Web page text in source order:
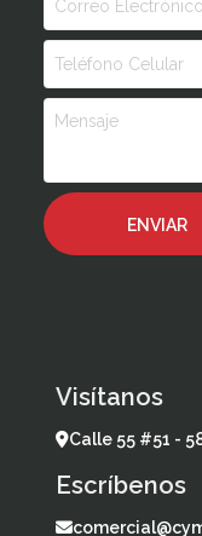
Visítanos
Calle 55 #51 -
Escríbenos